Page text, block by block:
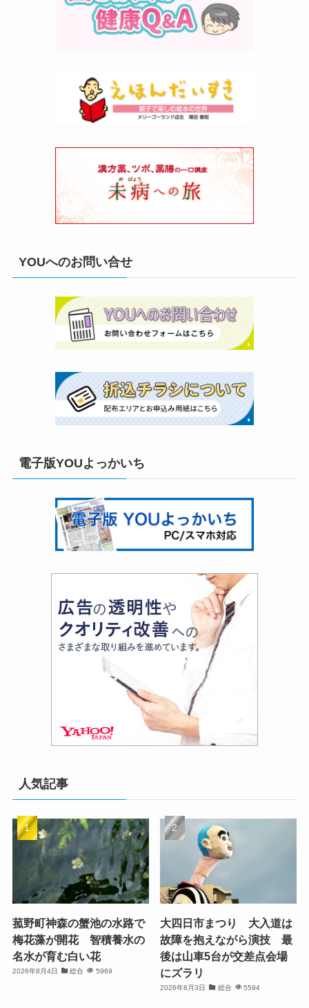
YOUへのお問い合せ
電子版YOUよっかいち
人気記事
菰野町神森の蟹池の水路で
梅花藻が開花 智積養水の
名水が育む白い花
2026年8月4日 総合 5969
大四日市まつり 大入道は
故障を抱えながら演技 最
後は山車5台が交差点会場
にズラリ
2026年8月3日 総合 5594